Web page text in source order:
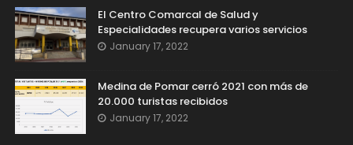
El Centro Comarcal de Salud y
Especialidades recupera varios servicios
January 17, 2022
Medina de Pomar cerró 2021 con más de
20.000 turistas recibidos
January 17, 2022